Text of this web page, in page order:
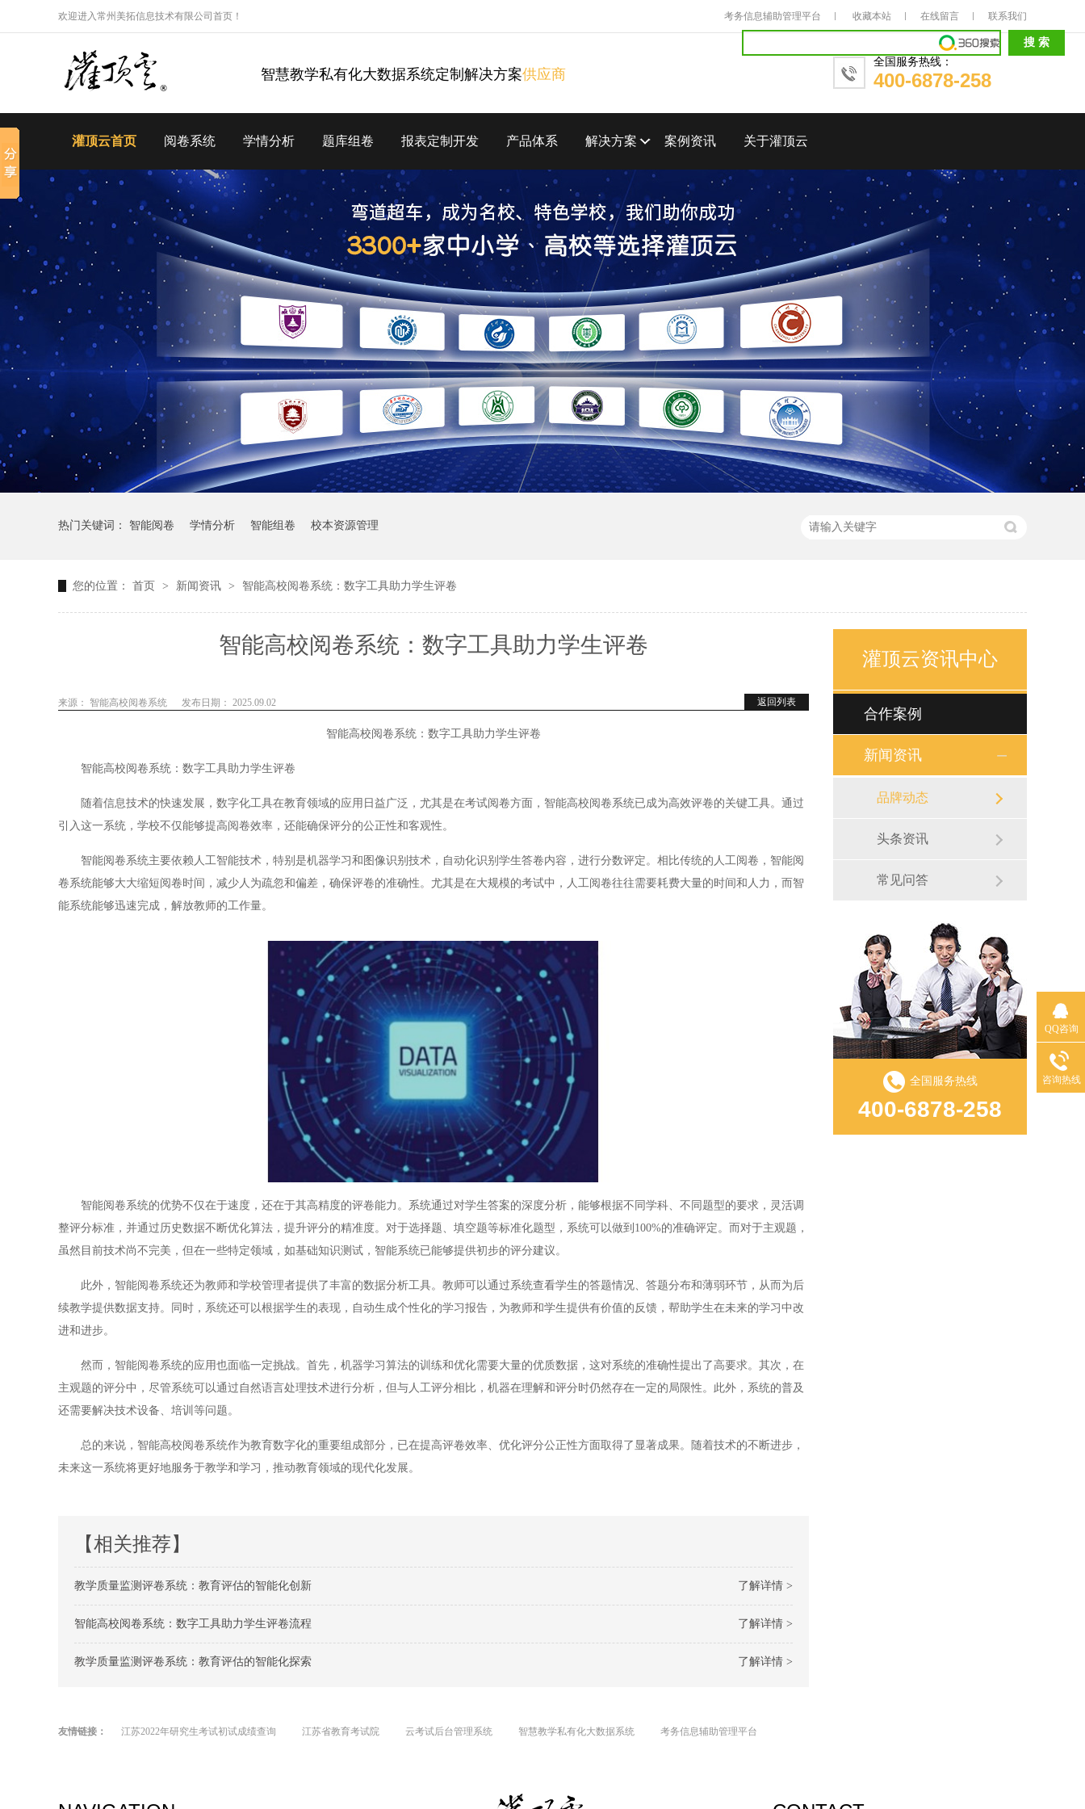
考务信息辅助管理平台 收藏本站 在线留言 联系我们
欢迎进入常州美拓信息技术有限公司首页！
智慧教学私有化大数据系统定制解决方案供应商
全国服务热线：
400-6878-258
灌顶云首页 阅卷系统 学情分析 题库组卷 报表定制开发 产品体系 解决方案 案例资讯 关于灌顶云
热门关键词： 智能阅卷 学情分析 智能组卷 校本资源管理
您的位置： 首页 > 新闻资讯 > 智能高校阅卷系统：数字工具助力学生评卷
智能高校阅卷系统：数字工具助力学生评卷
返回列表
来源： 智能高校阅卷系统 发布日期： 2025.09.02
智能高校阅卷系统：数字工具助力学生评卷
智能高校阅卷系统：数字工具助力学生评卷
随着信息技术的快速发展，数字化工具在教育领域的应用日益广泛，尤其是在考试阅卷方面，智能高校阅卷系统已成为高效评卷的关键工具。通过
引入这一系统，学校不仅能够提高阅卷效率，还能确保评分的公正性和客观性。
智能阅卷系统主要依赖人工智能技术，特别是机器学习和图像识别技术，自动化识别学生答卷内容，进行分数评定。相比传统的人工阅卷，智能阅
卷系统能够大大缩短阅卷时间，减少人为疏忽和偏差，确保评卷的准确性。尤其是在大规模的考试中，人工阅卷往往需要耗费大量的时间和人力，而智
能系统能够迅速完成，解放教师的工作量。
智能阅卷系统的优势不仅在于速度，还在于其高精度的评卷能力。系统通过对学生答案的深度分析，能够根据不同学科、不同题型的要求，灵活调
整评分标准，并通过历史数据不断优化算法，提升评分的精准度。对于选择题、填空题等标准化题型，系统可以做到100%的准确评定。而对于主观题，
虽然目前技术尚不完美，但在一些特定领域，如基础知识测试，智能系统已能够提供初步的评分建议。
此外，智能阅卷系统还为教师和学校管理者提供了丰富的数据分析工具。教师可以通过系统查看学生的答题情况、答题分布和薄弱环节，从而为后
续教学提供数据支持。同时，系统还可以根据学生的表现，自动生成个性化的学习报告，为教师和学生提供有价值的反馈，帮助学生在未来的学习中改
进和进步。
然而，智能阅卷系统的应用也面临一定挑战。首先，机器学习算法的训练和优化需要大量的优质数据，这对系统的准确性提出了高要求。其次，在
主观题的评分中，尽管系统可以通过自然语言处理技术进行分析，但与人工评分相比，机器在理解和评分时仍然存在一定的局限性。此外，系统的普及
还需要解决技术设备、培训等问题。
总的来说，智能高校阅卷系统作为教育数字化的重要组成部分，已在提高评卷效率、优化评分公正性方面取得了显著成果。随着技术的不断进步，
未来这一系统将更好地服务于教学和学习，推动教育领域的现代化发展。
【相关推荐】
了解详情 >
教学质量监测评卷系统：教育评估的智能化创新
了解详情 >
智能高校阅卷系统：数字工具助力学生评卷流程
了解详情 >
教学质量监测评卷系统：教育评估的智能化探索
灌顶云资讯中心
合作案例
新闻资讯
品牌动态
头条资讯
常见问答
全国服务热线
400-6878-258
友情链接： 江苏2022年研究生考试初试成绩查询 江苏省教育考试院 云考试后台管理系统 智慧教学私有化大数据系统 考务信息辅助管理平台
QQ咨询
咨询热线